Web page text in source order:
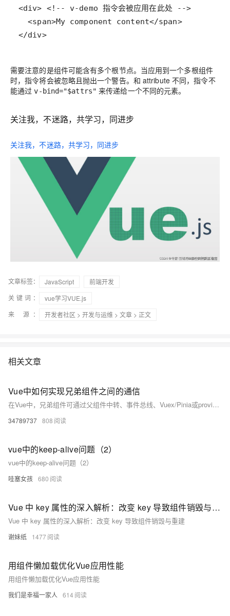
  <span>My component content</span>
</div>
需要注意的是组件可能含有多个根节点。当应用到一个多根组件
时，指令将会被忽略且抛出一个警告。和 attribute 不同，指令不
能通过v-bind="$attrs" 来传递给一个不同的元素。
关注我，不迷路，共学习，同进步
关注我，不迷路，共学习，同进步
文章标签： JavaScript
前端开发
关键词：
vue学习VUE.js
来 源：
开发者社区 > 开发与运维 > 文章 > 正文
相关文章
Vue中如何实现兄弟组件之间的通信
在Vue中，兄弟组件可通过父组件中转、事件总线、Vuex/Pinia或provide/inject实现通信。小型项目推荐父组件中转或事件总线，大型项目建议使用Pinia等状态管理工具，确保数据流清晰可控，避免内存泄漏。
34789737 808
vue中的keep-alive问题（2）
vue中的keep-alive问题（2）
哇塞女孩 680
Vue 中 key 属性的深入解析：改变 key 导致组件销毁与重建
Vue 中 key 属性的深入解析：改变 key 导致组件销毁与重建
谢妹纸 1477
用组件懒加载优化Vue应用性能
用组件懒加载优化Vue应用性能
我们是幸福一家人 614